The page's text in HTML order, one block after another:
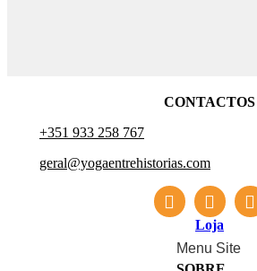
CONTACTOS
+351 933 258 767
geral@yogaentrehistorias.com
Loja
Menu Site